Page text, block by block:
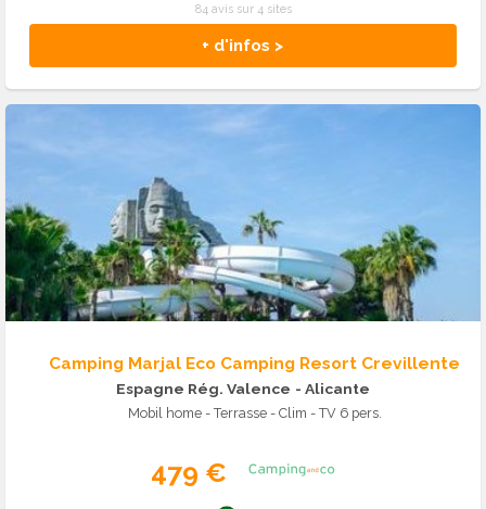
+ d'infos >
84 avis sur 4 sites
Camping Marjal Eco Camping Resort Crevillente
Espagne Rég. Valence - Alicante
Mobil home - Terrasse - Clim - TV 6 pers.
479 €